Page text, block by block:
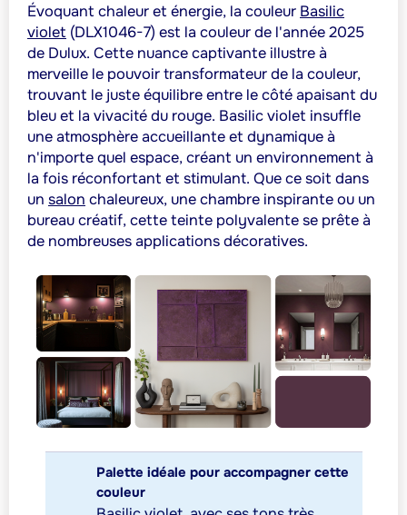
Évoquant chaleur et énergie, la couleur Basilic
violet (DLX1046-7) est la couleur de l'année 2025
de Dulux. Cette nuance captivante illustre à
merveille le pouvoir transformateur de la couleur,
trouvant le juste équilibre entre le côté apaisant du
bleu et la vivacité du rouge. Basilic violet insuffle
une atmosphère accueillante et dynamique à
n'importe quel espace, créant un environnement à
la fois réconfortant et stimulant. Que ce soit dans
un salon chaleureux, une chambre inspirante ou un
bureau créatif, cette teinte polyvalente se prête à
de nombreuses applications décoratives.
Palette idéale pour accompagner cette
couleur